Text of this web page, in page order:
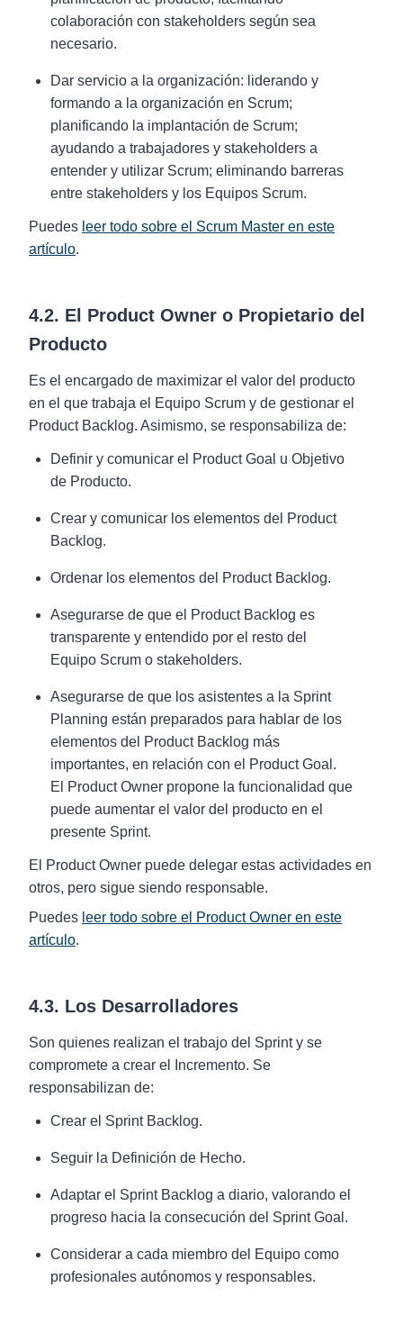
colaboración con stakeholders según sea
necesario.
Dar servicio a la organización: liderando y
formando a la organización en Scrum;
planificando la implantación de Scrum;
ayudando a trabajadores y stakeholders a
entender y utilizar Scrum; eliminando barreras
entre stakeholders y los Equipos Scrum.
Puedes leer todo sobre el Scrum Master en este
artículo.
4.2. El Product Owner o Propietario del
Producto
Es el encargado de maximizar el valor del producto
en el que trabaja el Equipo Scrum y de gestionar el
Product Backlog. Asimismo, se responsabiliza de:
Definir y comunicar el Product Goal u Objetivo
de Producto.
Crear y comunicar los elementos del Product
Backlog.
Ordenar los elementos del Product Backlog.
Asegurarse de que el Product Backlog es
transparente y entendido por el resto del
Equipo Scrum o stakeholders.
Asegurarse de que los asistentes a la Sprint
Planning están preparados para hablar de los
elementos del Product Backlog más
importantes, en relación con el Product Goal.
El Product Owner propone la funcionalidad que
puede aumentar el valor del producto en el
presente Sprint.
El Product Owner puede delegar estas actividades en
otros, pero sigue siendo responsable.
Puedes leer todo sobre el Product Owner en este
artículo.
4.3. Los Desarrolladores
Son quienes realizan el trabajo del Sprint y se
compromete a crear el Incremento. Se
responsabilizan de:
Crear el Sprint Backlog.
Seguir la Definición de Hecho.
Adaptar el Sprint Backlog a diario, valorando el
progreso hacia la consecución del Sprint Goal.
Considerar a cada miembro del Equipo como
profesionales autónomos y responsables.